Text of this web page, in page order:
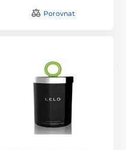
Porovnat